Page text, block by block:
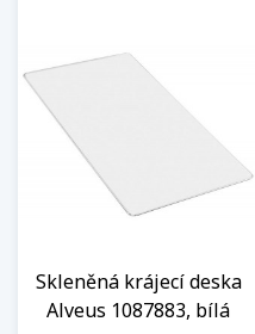
Skleněná krájecí deska
Alveus 1087883, bílá